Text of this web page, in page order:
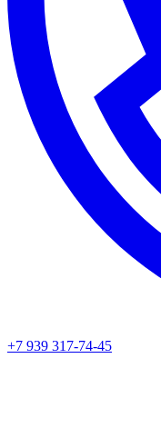
+7 939 317-74-45